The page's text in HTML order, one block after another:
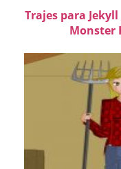
Trajes para
Monster